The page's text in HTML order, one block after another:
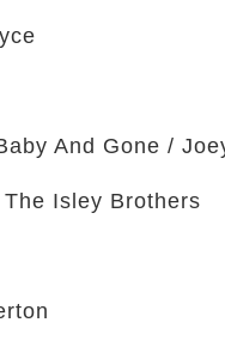
And Gone /
Isley Brothers